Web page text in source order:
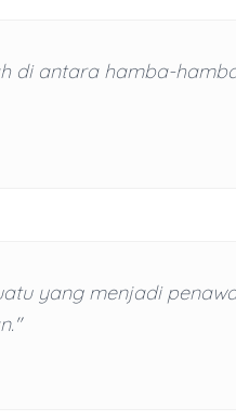
di antara hamba-
yang menjadi